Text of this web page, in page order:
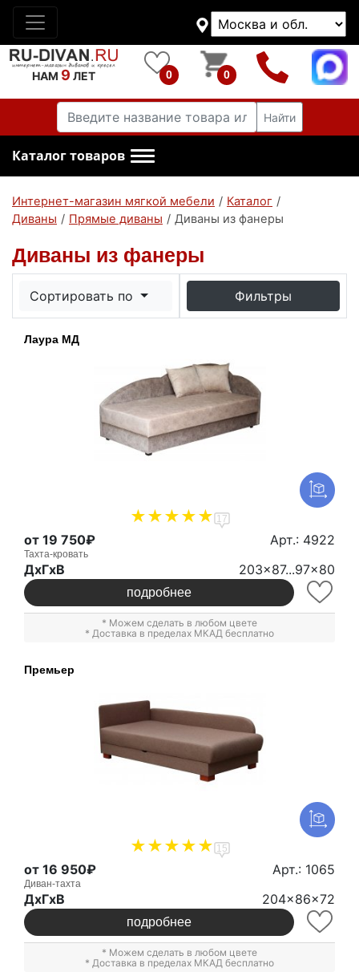
НАМ 9 ЛЕТ 0 0
Найти
Каталог товаров
Интернет-магазин мягкой мебели / Каталог /
Диваны / Прямые диваны / Диваны из фанеры
Диваны из фанеры
Сортировать по Фильтры
Лаура МД
17
от 19 750₽ Арт.: 4922
Тахта-кровать
ДxГxВ 203x87...97x80
подробнее
* Можем сделать в любом цвете
* Доставка в пределах МКАД бесплатно
Премьер
15
от 16 950₽ Арт.: 1065
Диван-тахта
ДxГxВ 204x86x72
подробнее
* Можем сделать в любом цвете
* Доставка в пределах МКАД бесплатно